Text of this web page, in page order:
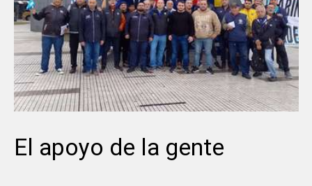
El apoyo de la gente